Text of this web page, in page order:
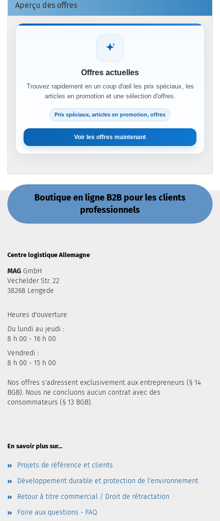
Aperçu des offres
Offres actuelles
Trouvez rapidement en un coup d'œil les prix spéciaux, les
articles en promotion et une sélection d'offres.
Prix spéciaux, articles en promotion, offres
Voir les offres maintenant
Boutique en ligne B2B pour les clients
professionnels
Centre logistique Allemagne
MAG GmbH
Vechelder Str. 22
38268 Lengede
Heures d'ouverture
Du lundi au jeudi :
8 h 00 - 16 h 00
Vendredi :
8 h 00 - 15 h 00
Nos offres s'adressent exclusivement aux entrepreneurs (§ 14
BGB). Nous ne concluons aucun contrat avec des
consommateurs (§ 13 BGB).
En savoir plus sur...
Projets de référence et clients
Développement durable et protection de l'environnement
Retour à titre commercial / Droit de rétractation
Foire aux questions - FAQ